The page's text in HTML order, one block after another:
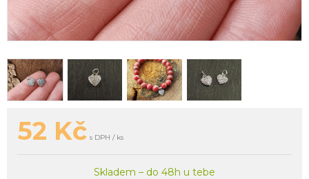
52 Kč s DPH / ks
Skladem – do 48h u tebe